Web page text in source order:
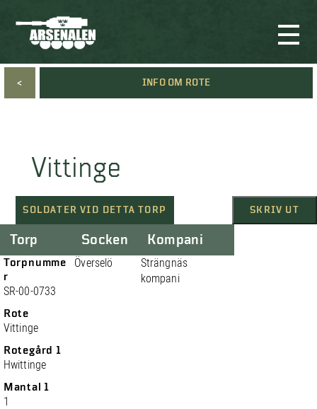
< INFO OM ROTE
Vittinge
SOLDATER VID DETTA TORP SKRIV UT
Torp
Torpnumme
r
SR-00-0733
Rote
Vittinge
Rotegård 1
Hwittinge
Mantal 1
1
Socken
Överselö
Kompani
Strängnäs
kompani